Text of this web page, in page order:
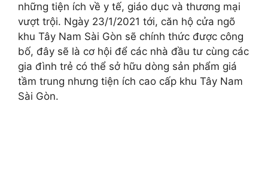
những tiện ích về y tế, giáo dục và thương mại
vượt trội. Ngày 23/1/2021 tới, căn hộ cửa ngõ
khu Tây Nam Sài Gòn sẽ chính thức được công
bố, đây sẽ là cơ hội để các nhà đầu tư cùng các
gia đình trẻ có thể sở hữu dòng sản phẩm giá
tầm trung nhưng tiện ích cao cấp khu Tây Nam
Sài Gòn.